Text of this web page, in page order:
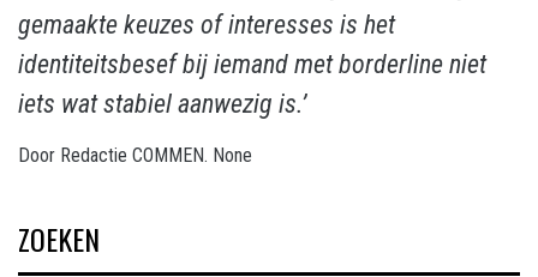
gemaakte keuzes of interesses is het
identiteitsbesef bij iemand met borderline niet
iets wat stabiel aanwezig is.’
Door Redactie COMMEN. None
ZOEKEN